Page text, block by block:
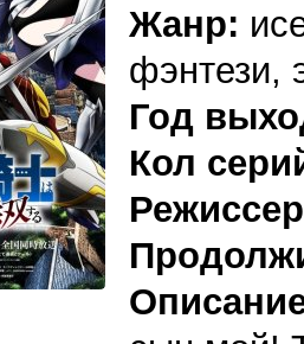
Жанр:
фэнтези,
Год
Кол